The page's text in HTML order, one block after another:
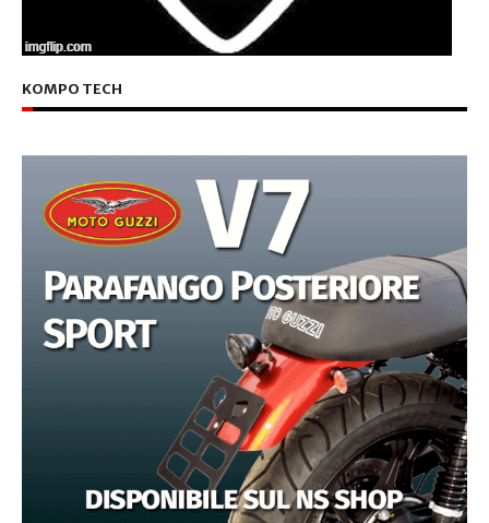
KOMPO TECH